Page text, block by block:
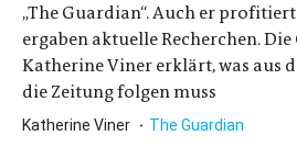
„The Guardian“. Auch er
ergaben aktuelle Recherchen.
Katherine Viner erklärt, was aus
die Zeitung folgen muss
Katherine Viner The Guardian